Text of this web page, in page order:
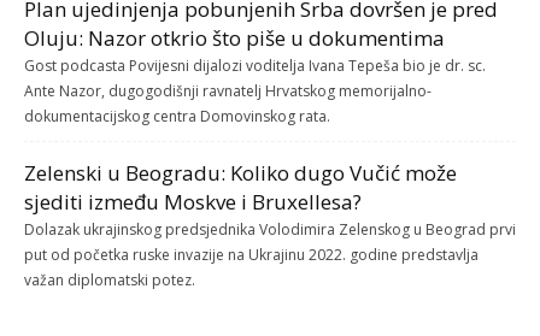
Plan ujedinjenja pobunjenih Srba dovršen je pred
Oluju: Nazor otkrio što piše u dokumentima
Gost podcasta Povijesni dijalozi voditelja Ivana Tepeša bio je dr. sc.
Ante Nazor, dugogodišnji ravnatelj Hrvatskog memorijalno-
dokumentacijskog centra Domovinskog rata.
Zelenski u Beogradu: Koliko dugo Vučić može
sjediti između Moskve i Bruxellesa?
Dolazak ukrajinskog predsjednika Volodimira Zelenskog u Beograd prvi
put od početka ruske invazije na Ukrajinu 2022. godine predstavlja
važan diplomatski potez.